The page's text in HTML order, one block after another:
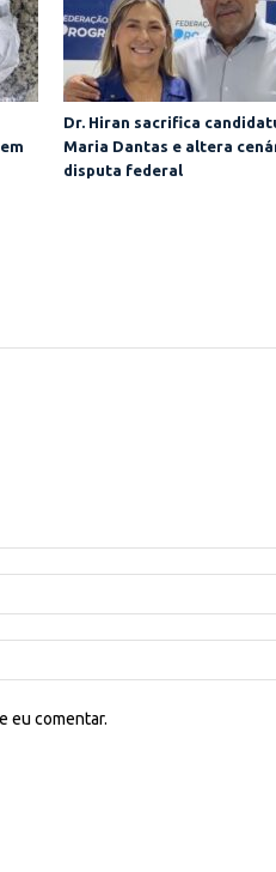
Dr. Hiran sacrifica
Maria Dantas e altera
disputa federal
eu comentar.